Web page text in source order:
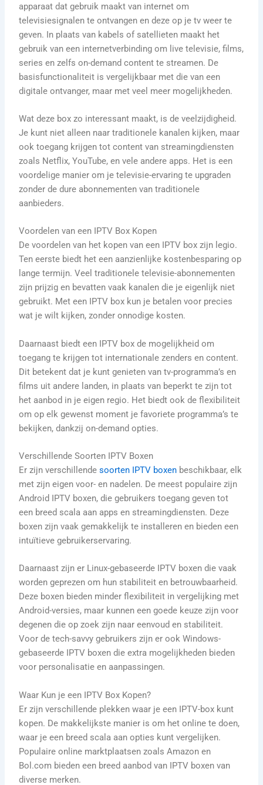
apparaat dat gebruik maakt van internet om
televisiesignalen te ontvangen en deze op je tv weer te
geven. In plaats van kabels of satellieten maakt het
gebruik van een internetverbinding om live televisie, films,
series en zelfs on-demand content te streamen. De
basisfunctionaliteit is vergelijkbaar met die van een
digitale ontvanger, maar met veel meer mogelijkheden.
Wat deze box zo interessant maakt, is de veelzijdigheid.
Je kunt niet alleen naar traditionele kanalen kijken, maar
ook toegang krijgen tot content van streamingdiensten
zoals Netflix, YouTube, en vele andere apps. Het is een
voordelige manier om je televisie-ervaring te upgraden
zonder de dure abonnementen van traditionele
aanbieders.
Voordelen van een IPTV Box Kopen
De voordelen van het kopen van een IPTV box zijn legio.
Ten eerste biedt het een aanzienlijke kostenbesparing op
lange termijn. Veel traditionele televisie-abonnementen
zijn prijzig en bevatten vaak kanalen die je eigenlijk niet
gebruikt. Met een IPTV box kun je betalen voor precies
wat je wilt kijken, zonder onnodige kosten.
Daarnaast biedt een IPTV box de mogelijkheid om
toegang te krijgen tot internationale zenders en content.
Dit betekent dat je kunt genieten van tv-programma’s en
films uit andere landen, in plaats van beperkt te zijn tot
het aanbod in je eigen regio. Het biedt ook de flexibiliteit
om op elk gewenst moment je favoriete programma’s te
bekijken, dankzij on-demand opties.
Verschillende Soorten IPTV Boxen
Er zijn verschillendesoorten IPTV boxen beschikbaar, elk
met zijn eigen voor- en nadelen. De meest populaire zijn
Android IPTV boxen, die gebruikers toegang geven tot
een breed scala aan apps en streamingdiensten. Deze
boxen zijn vaak gemakkelijk te installeren en bieden een
intuïtieve gebruikerservaring.
Daarnaast zijn er Linux-gebaseerde IPTV boxen die vaak
worden geprezen om hun stabiliteit en betrouwbaarheid.
Deze boxen bieden minder flexibiliteit in vergelijking met
Android-versies, maar kunnen een goede keuze zijn voor
degenen die op zoek zijn naar eenvoud en stabiliteit.
Voor de tech-savvy gebruikers zijn er ook Windows-
gebaseerde IPTV boxen die extra mogelijkheden bieden
voor personalisatie en aanpassingen.
Waar Kun je een IPTV Box Kopen?
Er zijn verschillende plekken waar je een IPTV-box kunt
kopen. De makkelijkste manier is om het online te doen,
waar je een breed scala aan opties kunt vergelijken.
Populaire online marktplaatsen zoals Amazon en
Bol.com bieden een breed aanbod van IPTV boxen van
diverse merken.